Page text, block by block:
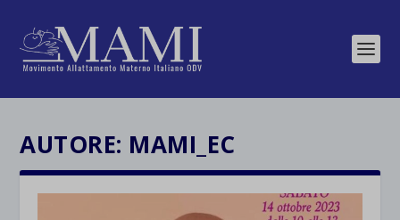
AUTORE: MAMI_EC